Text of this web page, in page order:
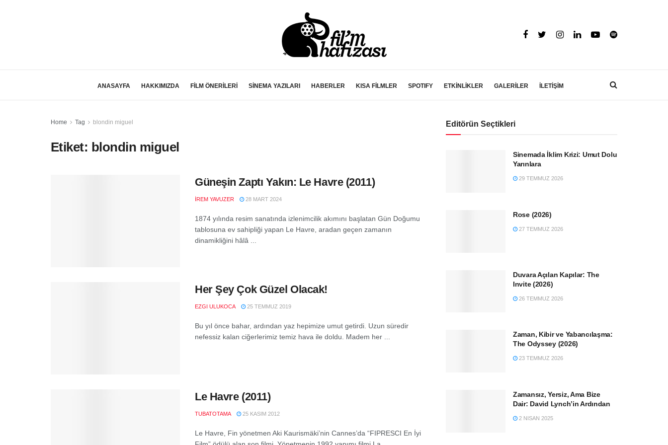
ANASAYFA HAKKIMIZDA FİLM ÖNERİLERİ SİNEMA YAZILARI HABERLER KISA FİLMLER SPOTIFY ETKİNLİKLER GALERİLER İLETİŞİM
Home Tag blondin miguel
Etiket: blondin miguel
Güneşin Zaptı Yakın: Le Havre (2011)
İREM YAVUZER 28 MART 2024
1874 yılında resim sanatında izlenimcilik akımını başlatan Gün Doğumu
tablosuna ev sahipliği yapan Le Havre, aradan geçen zamanın
dinamikliğini hâlâ ...
Her Şey Çok Güzel Olacak!
EZGI ULUKOCA 25 TEMMUZ 2019
Bu yıl önce bahar, ardından yaz hepimize umut getirdi. Uzun süredir
nefessiz kalan ciğerlerimiz temiz hava ile doldu. Madem her ...
Le Havre (2011)
TUBATOTAMA 25 KASIM 2012
Le Havre, Fin yönetmen Aki Kaurismäki’nin Cannes’da “FIPRESCI En İyi
Editörün Seçtikleri
Sinemada İklim Krizi: Umut Dolu
Yarınlara
29 TEMMUZ 2026
Rose (2026)
27 TEMMUZ 2026
Duvara Açılan Kapılar: The
Invite (2026)
26 TEMMUZ 2026
Zaman, Kibir ve Yabancılaşma:
The Odyssey (2026)
23 TEMMUZ 2026
Zamansız, Yersiz, Ama Bize
Dair: David Lynch’in Ardından
2 NISAN 2025